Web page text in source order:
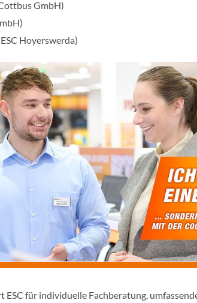
GmbH)
Hoyerswerda)
ESC für individuelle Fachberatung,